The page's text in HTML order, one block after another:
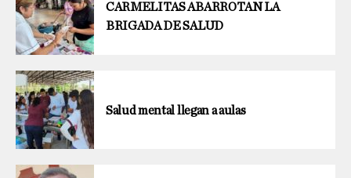
CARMELITAS ABARROTAN LA
BRIGADA DE SALUD
Salud mental llegan a aulas